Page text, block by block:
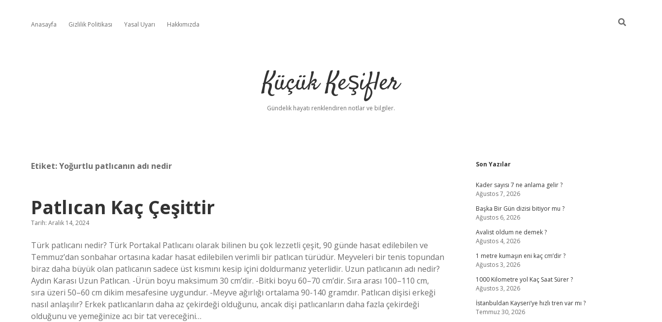
Anasayfa Gizlilik Politikası Yasal Uyarı Hakkımızda
Küçük Keşifler
Gündelik hayatı renklendiren notlar ve bilgiler.
Etiket:Yoğurtlu patlıcanın adı nedir
Patlıcan Kaç Çeşittir
Tarih: Aralık 14, 2024
Türk patlıcanı nedir? Türk Portakal Patlıcanı olarak bilinen bu çok lezzetli çeşit, 90 günde hasat edilebilen ve
Temmuz’dan sonbahar ortasına kadar hasat edilebilen verimli bir patlıcan türüdür. Meyveleri bir tenis topundan
biraz daha büyük olan patlıcanın sadece üst kısmını kesip içini doldurmanız yeterlidir. Uzun patlıcanın adı nedir?
Aydın Karası Uzun Patlıcan. -Ürün boyu maksimum 30 cm’dir. -Bitki boyu 60–70 cm’dir. Sıra arası 100–110 cm,
sıra üzeri 50–60 cm dikim mesafesine uygundur. -Meyve ağırlığı ortalama 90-140 gramdır. Patlıcan dişisi erkeği
nasıl anlaşılır? Erkek patlıcanların daha az çekirdeği olduğunu, ancak dişi patlıcanların daha fazla çekirdeği
olduğunu ve yemeğinize acı bir tat vereceğini…
Sidebar
Son Yazılar
Kader sayısı 7 ne anlama gelir ?
Ağustos 7, 2026
Başka Bir Gün dizisi bitiyor mu ?
Ağustos 6, 2026
Avalist oldum ne demek ?
Ağustos 4, 2026
1 metre kumaşın eni kaç cm’dir ?
Ağustos 3, 2026
1000 Kilometre yol Kaç Saat Sürer ?
Ağustos 3, 2026
İstanbuldan Kayseri’ye hızlı tren var mı ?
Temmuz 30, 2026